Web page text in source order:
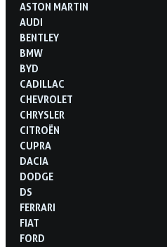
ASTON MARTIN
AUDI
BENTLEY
BMW
BYD
CADILLAC
CHEVROLET
CHRYSLER
CITROËN
CUPRA
DACIA
DODGE
DS
FERRARI
FIAT
FORD